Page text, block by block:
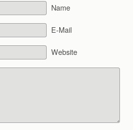
Name
E-Mail
Website